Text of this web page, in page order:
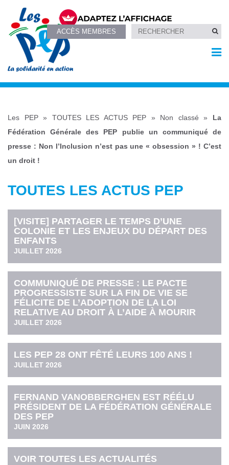
ACCÈS MEMBRES
Les PEP» TOUTES LES ACTUS PEP » Non classé » La
Fédération Générale des PEP publie un communiqué de
presse : Non l’Inclusion n’est pas une « obsession » ! C’est
un droit !
TOUTES LES ACTUS PEP
[VISITE] PARTAGER LE TEMPS D’UNE
COLONIE ET LES ENJEUX DU DÉPART DES
ENFANTS
JUILLET 2026
COMMUNIQUÉ DE PRESSE : LE PACTE
PROGRESSISTE SUR LA FIN DE VIE SE
FÉLICITE DE L’ADOPTION DE LA LOI
RELATIVE AU DROIT À L’AIDE À MOURIR
JUILLET 2026
LES PEP 28 ONT FÊTÉ LEURS 100 ANS !
JUILLET 2026
FERNAND VANOBBERGHEN EST RÉÉLU
PRÉSIDENT DE LA FÉDÉRATION GÉNÉRALE
DES PEP
JUIN 2026
VOIR TOUTES LES ACTUALITÉS